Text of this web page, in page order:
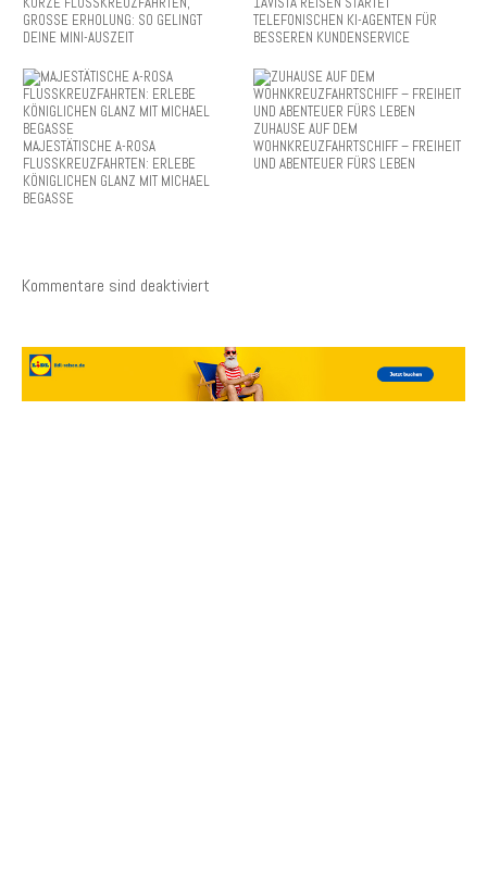
GROSSE ERHOLUNG: SO GELINGT
DEINE MINI-AUSZEIT
TELEFONISCHEN KI-AGENTEN FÜR
BESSEREN KUNDENSERVICE
MAJESTÄTISCHE A-ROSA
FLUSSKREUZFAHRTEN: ERLEBE
KÖNIGLICHEN GLANZ MIT MICHAEL
BEGASSE
ZUHAUSE AUF DEM
WOHNKREUZFAHRTSCHIFF – FREIHEIT
UND ABENTEUER FÜRS LEBEN
Kommentare sind deaktiviert